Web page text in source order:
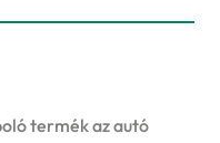
termék az autó